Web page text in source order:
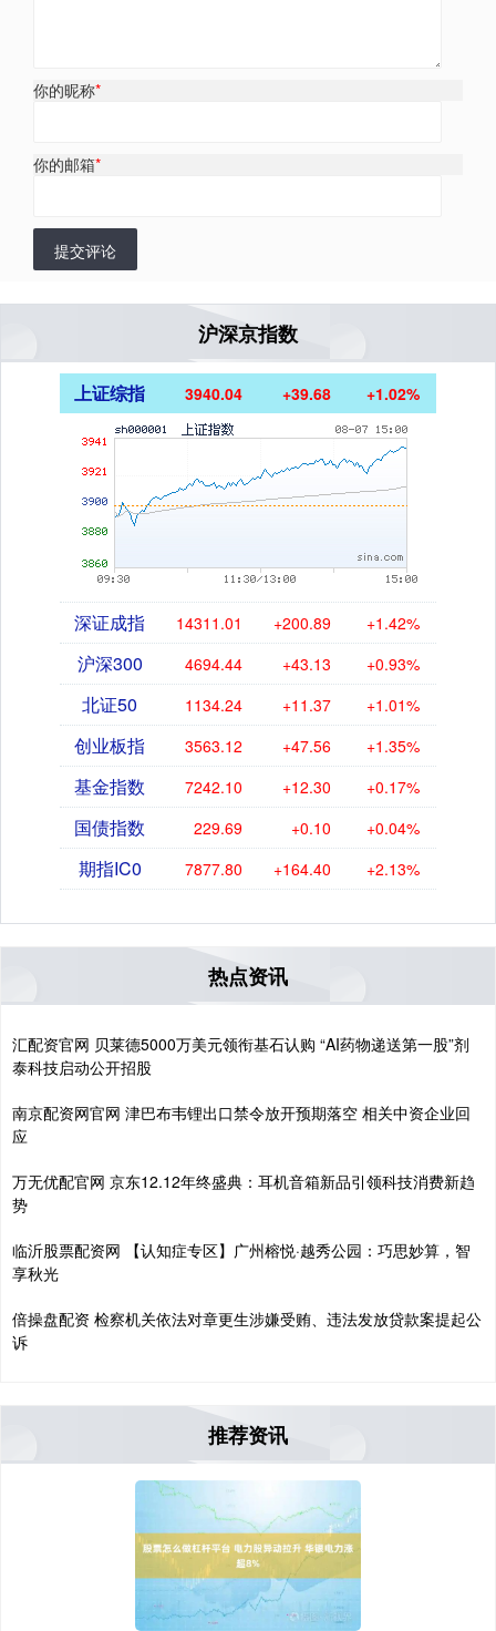
你的昵称*
你的邮箱*
提交评论
沪深京指数
上证综指 3940.04 +39.68 +1.02%
深证成指 14311.01 +200.89 +1.42%
沪深300 4694.44 +43.13 +0.93%
北证50 1134.24 +11.37 +1.01%
创业板指 3563.12 +47.56 +1.35%
基金指数 7242.10 +12.30 +0.17%
国债指数 229.69 +0.10 +0.04%
期指IC0 7877.80 +164.40 +2.13%
热点资讯
汇配资官网 贝莱德5000万美元领衔基石认购 “AI药物递送第一股”剂
泰科技启动公开招股
南京配资网官网 津巴布韦锂出口禁令放开预期落空 相关中资企业回
应
万无优配官网 京东12.12年终盛典：耳机音箱新品引领科技消费新趋
势
临沂股票配资网 【认知症专区】广州榕悦·越秀公园：巧思妙算，智
享秋光
倍操盘配资 检察机关依法对章更生涉嫌受贿、违法发放贷款案提起公
诉
推荐资讯